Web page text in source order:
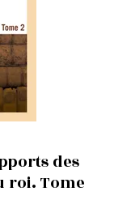
des
roi. Tome